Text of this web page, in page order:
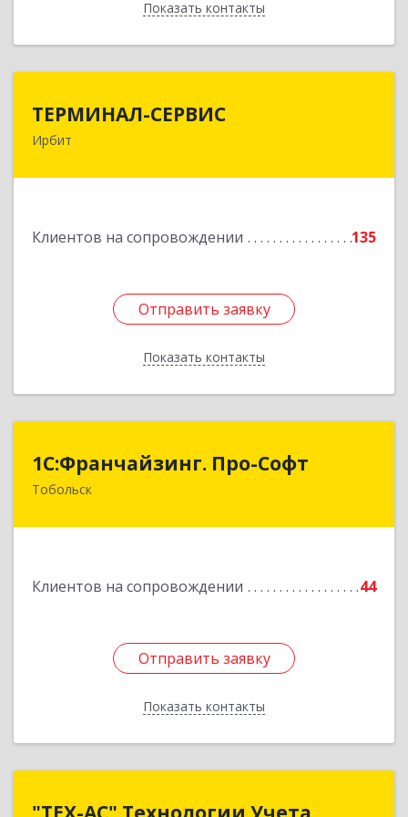
Показать контакты
Назад
ТЕРМИНАЛ-СЕРВИС
Ирбит
Клиентов на сопровождении 135
Отправить заявку
Показать контакты
Отправить заявку
Назад
1С:Франчайзинг. Про-Софт
Тобольск
Клиентов на сопровождении 44
Отправить заявку
Показать контакты
1С:Франчайзинг. Про-Софт
626150, Тюменская обл, Тобольск г, Малая
Отправить заявку
Назад